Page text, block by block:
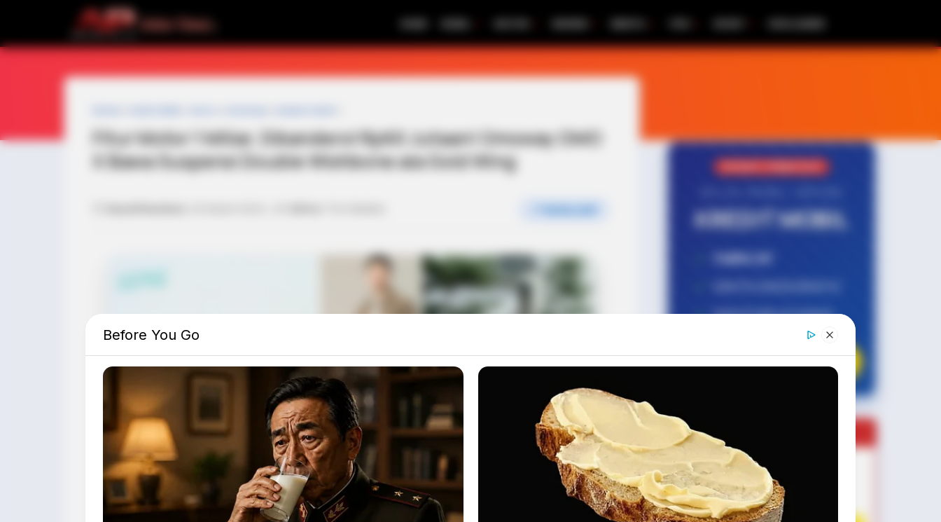
Fitur Motor 1 Miliar, Dibanderol Rp60 Jutaan! Omoway OMO
X Bawa Suspensi Double Wishbone ala Gold Wing
KREDIT MOBIL
✔ GRATIS BALIK NAMA
KREDIT MOTOR
SEMUA MEREK
Before You Go